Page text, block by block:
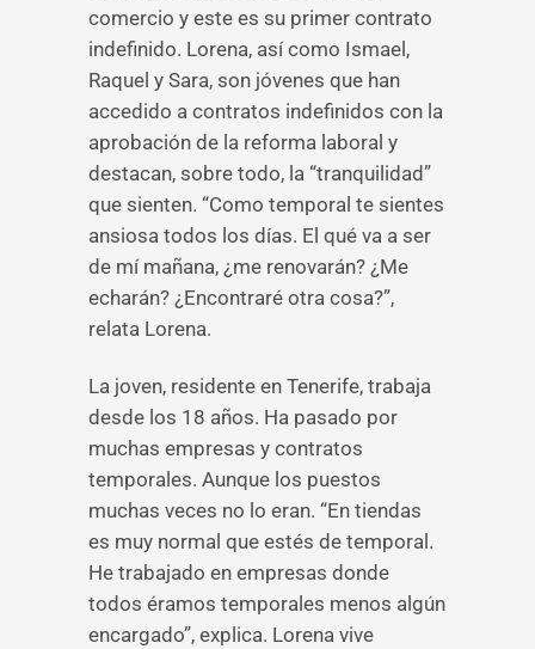
comercio y este es su primer contrato
indefinido. Lorena, así como Ismael,
Raquel y Sara, son jóvenes que han
accedido a contratos indefinidos con la
aprobación de la reforma laboral y
destacan, sobre todo, la “tranquilidad”
que sienten. “Como temporal te sientes
ansiosa todos los días. El qué va a ser
de mí mañana, ¿me renovarán? ¿Me
echarán? ¿Encontraré otra cosa?”,
relata Lorena.
La joven, residente en Tenerife, trabaja
desde los 18 años. Ha pasado por
muchas empresas y contratos
temporales. Aunque los puestos
muchas veces no lo eran. “En tiendas
es muy normal que estés de temporal.
He trabajado en empresas donde
todos éramos temporales menos algún
encargado”, explica. Lorena vive